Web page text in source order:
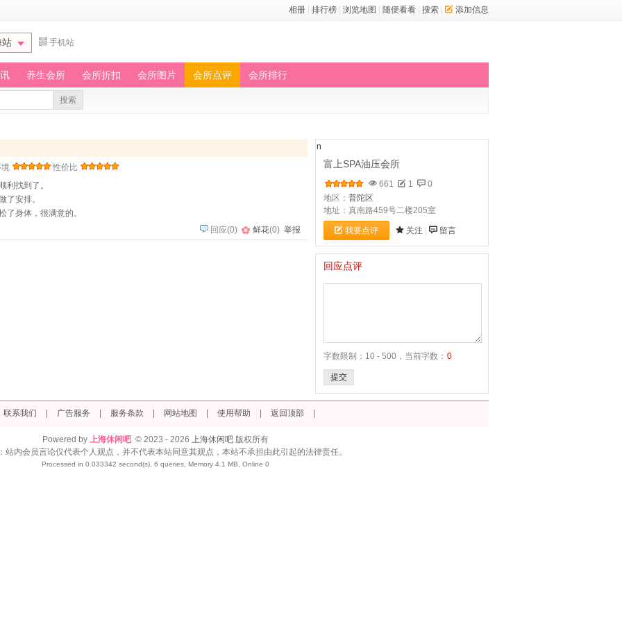
相册 排行榜 浏览地图 随便看看 搜索 添加信息
站 手机站
养生会所 会所折扣 会所图片 会所点评 会所排行
搜索
性价比
利找到了。
了安排。
了身体，很满意的。
回应(0) 鲜花(0) 举报
n
富上SPA油压会所
661 1
0
地区： 普陀区
地址：真南路459号二楼205室
我要点评 关注 留言
回应点评
字数限制：10 - 500，当前字数： 0
提交
联系我们 广告服务 服务条款 网站地图 使用帮助 返回顶部
Powered by 上海休闲吧© 2023 - 2026 上海休闲吧 版权所有
站内会员言论仅代表个人观点，并不代表本站同意其观点，本站不承担由此引起的法律责任。
Processed in 0.033342 second(s), 6 queries, Memory 4.1 MB, Online 0